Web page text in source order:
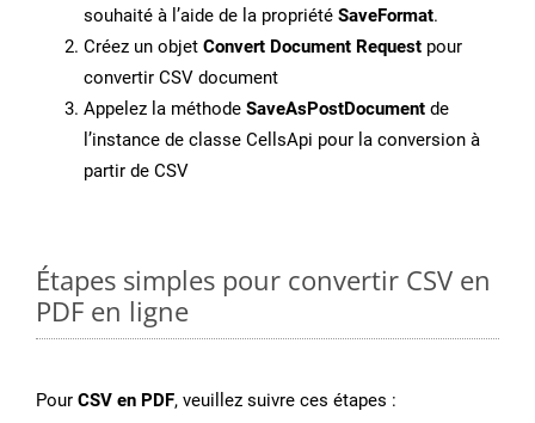
souhaité à l’aide de la propriété SaveFormat.
Créez un objet Convert Document Request pour
convertir CSV document
Appelez la méthode SaveAsPostDocument de
l’instance de classe CellsApi pour la conversion à
partir de CSV
Étapes simples pour convertir CSV en
PDF en ligne
Pour CSV en PDF, veuillez suivre ces étapes :